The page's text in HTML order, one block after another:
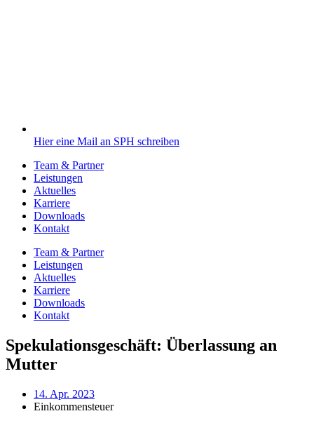
Hier eine Mail an SPH schreiben
Team & Partner
Leistungen
Aktuelles
Karriere
Downloads
Kontakt
Team & Partner
Leistungen
Aktuelles
Karriere
Downloads
Kontakt
Spekulationsgeschäft: Überlassung an
Mutter
14. Apr. 2023
Einkommensteuer